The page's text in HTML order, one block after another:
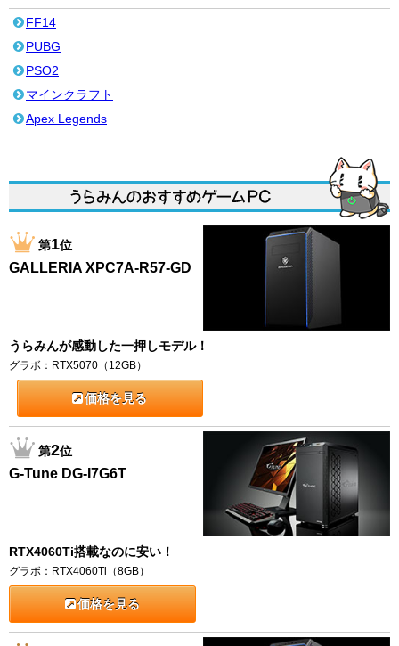
FF14
PUBG
PSO2
マインクラフト
Apex Legends
第1位
GALLERIA XPC7A-R57-GD
うらみんが感動した一押しモデル！
グラボ：RTX5070（12GB）
価格を見る
第2位
G-Tune DG-I7G6T
RTX4060Ti搭載なのに安い！
グラボ：RTX4060Ti（8GB）
価格を見る